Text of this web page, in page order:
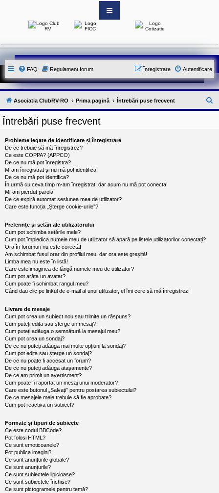
i
e
l
o
f
i
c
i
a
l
l
A
s
c
i
a
t
i
e
i
l
u
b
R
V
-
c
o
m
u
n
a
t
e
a
p
o
s
e
s
r
i
l
o
r
e
u
l
o
t
e
s
i
a
u
FAQ Regulament forum Autentificare
Înregistrare
Asociatia ClubRV-RO Prima pagină Întrebări puse frecvent
ă
Întrebări puse frecvent
Probleme legate de identificare și înregistrare
De ce trebuie să mă înregistrez?
Ce este COPPA? (APPCO)
De ce nu mă pot înregistra?
M-am înregistrat și nu mă pot identifica!
De ce nu mă pot identifica?
În urmă cu ceva timp m-am înregistrat, dar acum nu mă pot conecta!
Mi-am pierdut parola!
De ce expiră automat sesiunea mea de utilizator?
Care este funcția „Șterge cookie-urile”?
Preferințe și setări ale utilizatorului
Cum pot schimba setările mele?
Cum pot împiedica numele meu de utilizator să apară pe listele utilizatorilor conectați?
Ora în forumuri nu este corectă!
Am schimbat fusul orar din profilul meu, dar ora este greșită!
Limba mea nu este în listă!
Care este imaginea de lângă numele meu de utilizator?
Cum pot arăta un avatar?
Cum poate fi schimbat rangul meu?
Când dau clic pe linkul de e-mail al unui utilizator, el îmi cere să mă înregistrez!
Livrare de mesaje
Cum pot crea un subiect nou sau trimite un răspuns?
Cum puteți edita sau șterge un mesaj?
Cum puteți adăuga o semnătură la mesajul meu?
Cum pot crea un sondaj?
De ce nu puteți adăuga mai multe opțiuni la sondaj?
Cum pot edita sau șterge un sondaj?
De ce nu poate fi accesat un forum?
De ce nu puteți adăuga atașamente?
De ce am primit un avertisment?
Cum poate fi raportat un mesaj unui moderator?
Care este butonul „Salvați” pentru postarea subiectului?
De ce mesajele mele trebuie să fie aprobate?
Cum pot reactiva un subiect?
Formate și tipuri de subiecte
Ce este codul BBCode?
Pot folosi HTML?
Ce sunt emoticoanele?
Pot publica imagini?
Ce sunt anunţurile globale?
Ce sunt anunţurile?
Ce sunt subiectele lipicioase?
Ce sunt subiectele închise?
Ce sunt pictogramele pentru temă?